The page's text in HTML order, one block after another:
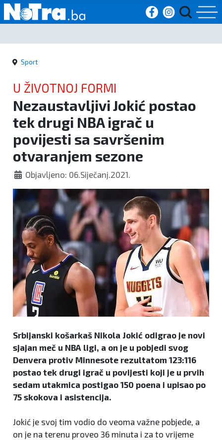
Početna
Vijesti
Sport
Kultura
Crna
kronika
Politika
Zanimljivosti
Sport
U ŽIVOTNOJ FORMI
Nezaustavljivi Jokić postao
tek drugi NBA igrač u
povijesti sa savršenim
otvaranjem sezone
Objavljeno: 06.Siječanj.2021.
Srbijanski košarkaš Nikola Jokić odigrao je novi
sjajan meč u NBA ligi, a on je u pobjedi svog
Denvera protiv Minnesote rezultatom 123:116
postao tek drugi igrač u povijesti koji je u prvih
sedam utakmica postigao 150 poena i upisao po
75 skokova i asistencija.
Jokić je svoj tim vodio do veoma važne pobjede, a
on je na terenu proveo 36 minuta i za to vrijeme